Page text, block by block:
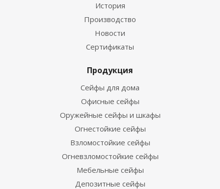
История
Производство
Новости
Сертификаты
Продукция
Сейфы для дома
Офисные сейфы
Оружейные сейфы и шкафы
Огнестойкие сейфы
Взломостойкие сейфы
Огневзломостойкие сейфы
Мебельные сейфы
Депозитные сейфы